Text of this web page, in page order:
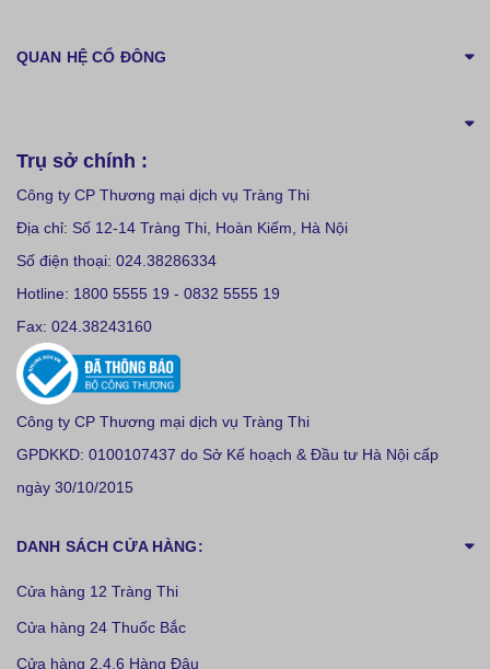
QUAN HỆ CỔ ĐÔNG
Trụ sở chính :
Công ty CP Thương mại dịch vụ Tràng Thi
Địa chỉ: Số 12-14 Tràng Thi, Hoàn Kiếm, Hà Nội
Số điện thoại: 024.38286334
Hotline: 1800 5555 19 - 0832 5555 19
Fax: 024.38243160
Công ty CP Thương mại dịch vụ Tràng Thi
GPDKKD: 0100107437 do Sở Kế hoạch & Đầu tư Hà Nội cấp
ngày 30/10/2015
DANH SÁCH CỬA HÀNG:
Cửa hàng 12 Tràng Thi
Cửa hàng 24 Thuốc Bắc
Cửa hàng 2,4,6 Hàng Đậu